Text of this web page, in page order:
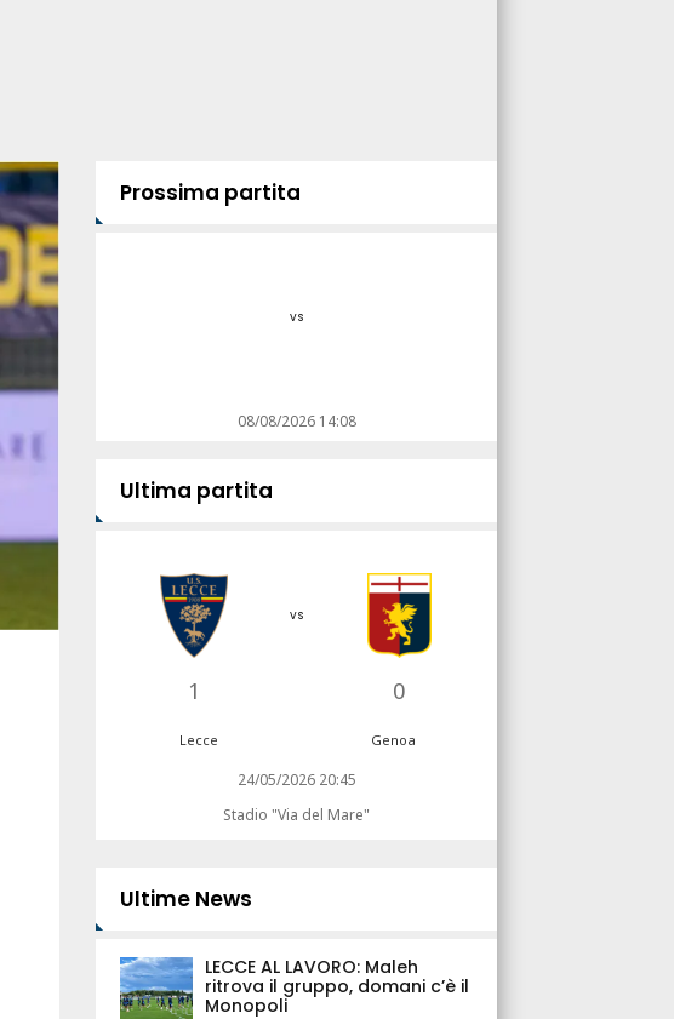
Prossima partita
vs
08/08/2026 14:08
Ultima partita
1
vs
0
Lecce Genoa
24/05/2026 20:45
Stadio "Via del Mare"
Ultime News
LECCE AL LAVORO: Maleh
ritrova il gruppo, domani c’è il
Monopoli